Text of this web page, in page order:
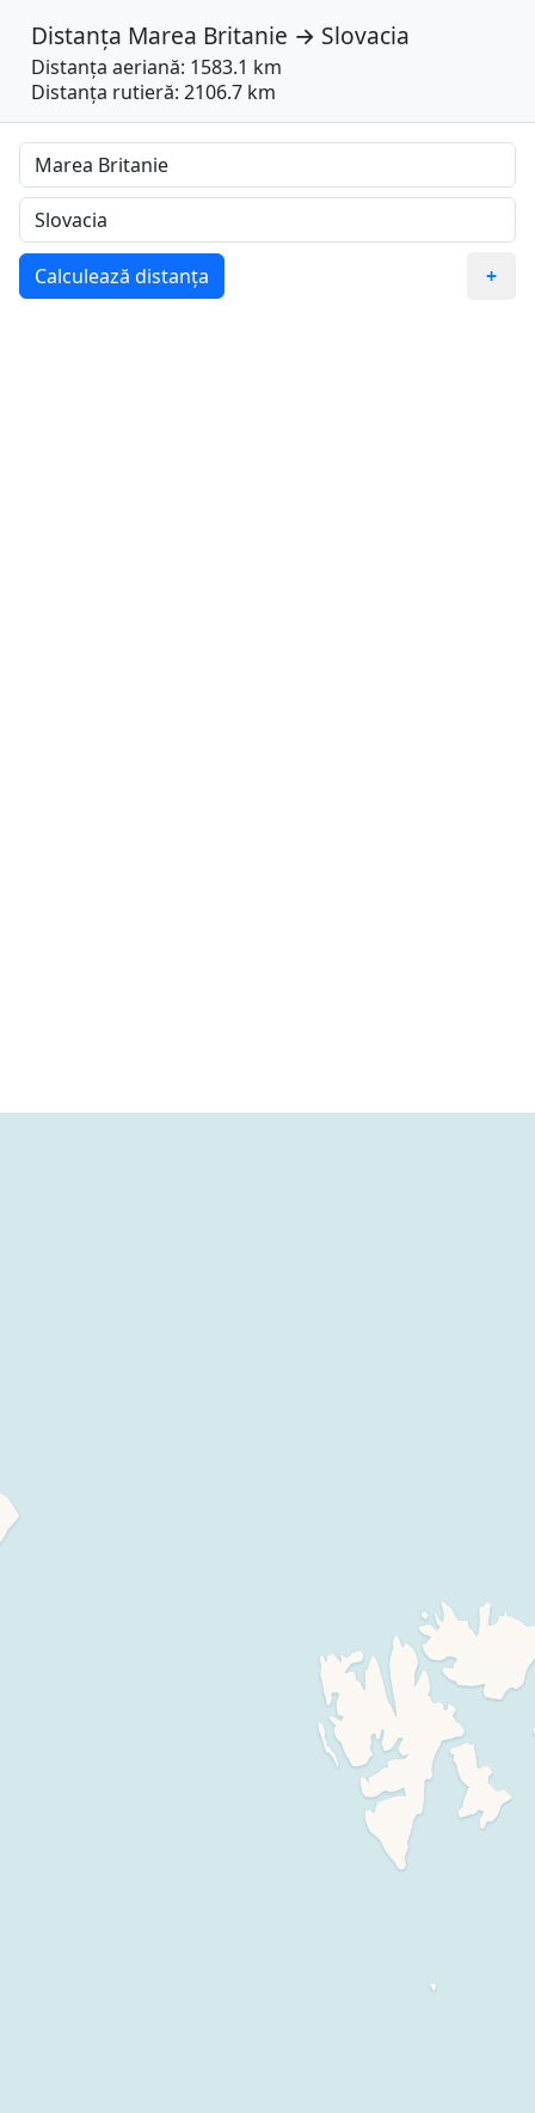
Distanța Marea Britanie → Slovacia
Distanța aeriană: 1583.1 km
Distanța rutieră: 2106.7 km
Calculează distanța +